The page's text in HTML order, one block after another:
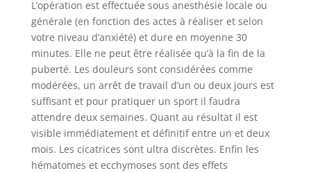
L’opération est effectuée sous anesthésie locale ou
générale (en fonction des actes à réaliser et selon
votre niveau d’anxiété) et dure en moyenne 30
minutes. Elle ne peut être réalisée qu’à la fin de la
puberté. Les douleurs sont considérées comme
modérées, un arrêt de travail d’un ou deux jours est
suffisant et pour pratiquer un sport il faudra
attendre deux semaines. Quant au résultat il est
visible immédiatement et définitif entre un et deux
mois. Les cicatrices sont ultra discrètes. Enfin les
hématomes et ecchymoses sont des effets